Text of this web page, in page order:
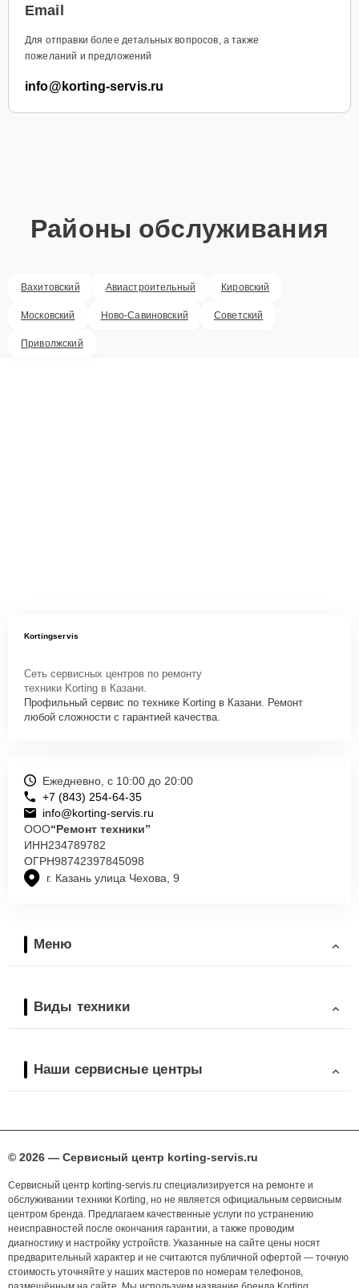
Email
Для отправки более детальных вопросов, а также
пожеланий и предложений
info@korting-servis.ru
Районы обслуживания
Вахитовский Авиастроительный Кировский
Московский Ново-Савиновский Советский
Приволжский
Kortingservis
Сеть сервисных центров по ремонту
техники Korting в Казани.
Профильный сервис по технике Korting в Казани. Ремонт
любой сложности с гарантией качества.
г. Казань улица Чехова, 9
Ежедневно, с 10:00 до 20:00
+7 (843) 254-64-35
info@korting-servis.ru
ООО“Ремонт техники”
ИНН234789782
ОГРН98742397845098
Меню
Виды техники
Наши сервисные центры
© 2026 — Сервисный центр korting-servis.ru
Сервисный центр korting-servis.ru специализируется на ремонте и
обслуживании техники Korting, но не является официальным сервисным
центром бренда. Предлагаем качественные услуги по устранению
неисправностей после окончания гарантии, а также проводим
диагностику и настройку устройств. Указанные на сайте цены носят
предварительный характер и не считаются публичной офертой — точную
стоимость уточняйте у наших мастеров по номерам телефонов,